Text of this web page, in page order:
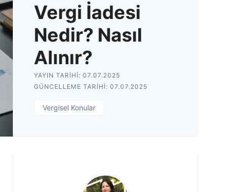
Vergi İadesi
Nedir? Nasıl
Alınır?
YAYIN TARIHI: 07.07.2025
GÜNCELLEME TARIHI: 07.07.2025
Vergisel Konular